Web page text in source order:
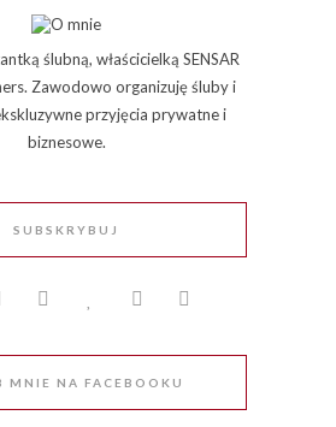
ślubną, właścicielką SENSAR
Zawodowo organizuję śluby i
przyjęcia prywatne i
biznesowe.
SUBSKRYBUJ
MNIE NA FACEBOOKU